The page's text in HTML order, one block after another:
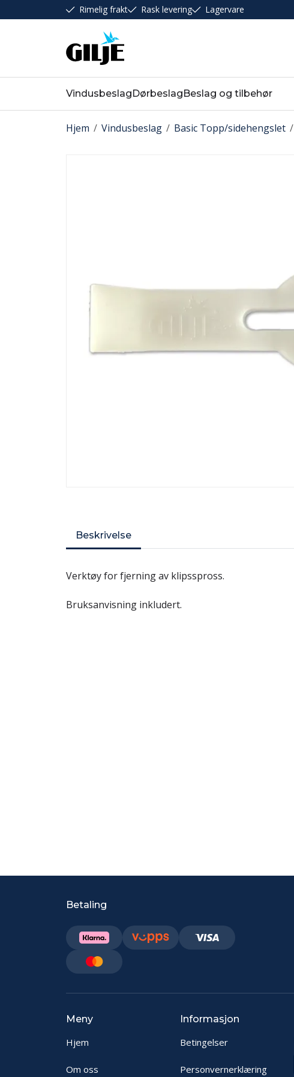
Rimelig frakt Rask levering Lagervare
VindusbeslagDørbeslagBeslag og tilbehør
/
Hjem /
Vindusbeslag /
Basic Topp/sidehengslet
Beskrivelse
Verktøy for fjerning av klipsspross.
Bruksanvisning inkludert.
Betaling
Meny
Hjem
Om oss
Informasjon
Betingelser
Personvernerklæring